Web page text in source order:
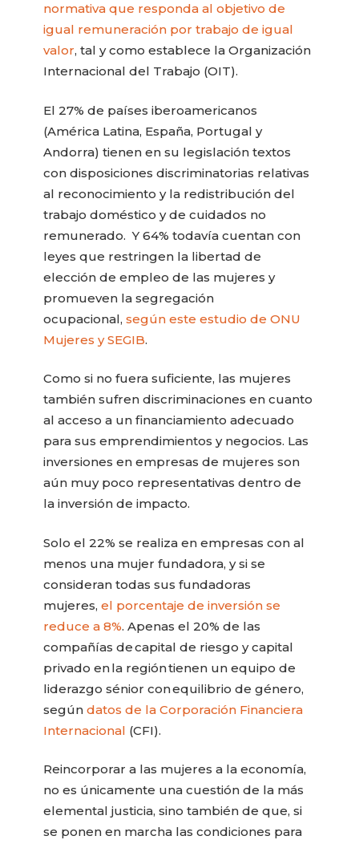
normativa que responda al objetivo de
igual remuneración por trabajo de igual
valor, tal y como establece la Organización
Internacional del Trabajo (OIT).
El 27% de países iberoamericanos
(América Latina, España, Portugal y
Andorra) tienen en su legislación textos
con disposiciones discriminatorias relativas
al reconocimiento y la redistribución del
trabajo doméstico y de cuidados no
remunerado. Y 64% todavía cuentan con
leyes que restringen la libertad de
elección de empleo de las mujeres y
promueven la segregación
ocupacional,según este estudio de ONU
Mujeres y SEGIB.
Como si no fuera suficiente, las mujeres
también sufren discriminaciones en cuanto
al acceso a un financiamiento adecuado
para sus emprendimientos y negocios. Las
inversiones en empresas de mujeres son
aún muy poco representativas dentro de
la inversión de impacto.
Solo el 22% se realiza en empresas con al
menos una mujer fundadora, y si se
consideran todas sus fundadoras
mujeres,el porcentaje de inversión se
reduce a 8%. Apenas el 20% de las
compañías de capital de riesgo y capital
privado en la región tienen un equipo de
liderazgo sénior con equilibrio de género,
segúndatos de la Corporación Financiera
Internacional (CFI).
Reincorporar a las mujeres a la economía,
no es únicamente una cuestión de la más
elemental justicia, sino también de que, si
se ponen en marcha las condiciones para